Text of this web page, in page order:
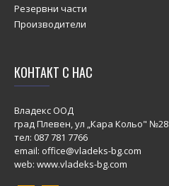
Резервни части
Производители
КОНТАКТ С НАС
Владекс ООД
град Плевен, ул „Кара Кольо" №28
тел: 087 781 7766
email: office@vladeks-bg.com
web: www.vladeks-bg.com